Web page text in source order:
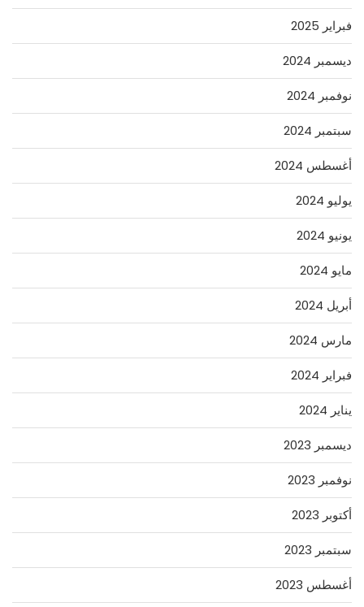
فبراير 2025
ديسمبر 2024
نوفمبر 2024
سبتمبر 2024
أغسطس 2024
يوليو 2024
يونيو 2024
مايو 2024
أبريل 2024
مارس 2024
فبراير 2024
يناير 2024
ديسمبر 2023
نوفمبر 2023
أكتوبر 2023
سبتمبر 2023
أغسطس 2023